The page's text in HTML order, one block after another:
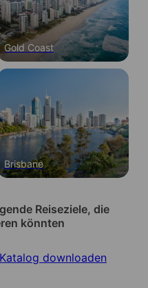
Gold Coast
Brisbane
Reiseziele, die
könnten
downloaden